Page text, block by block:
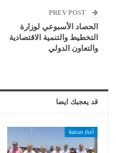
الحصاد الأسبوعي لوزارة
التخطيط والتنمية الاقتصادية
والتعاون الدولي
قد يعجبك ايضا
أخبار صحفية